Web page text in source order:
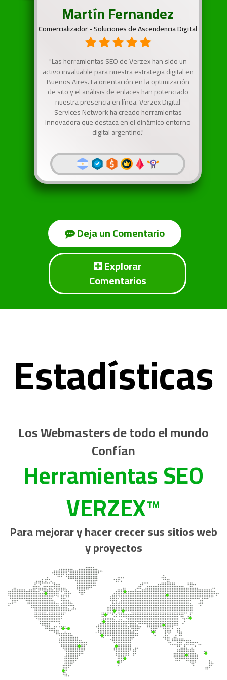
Martín Fernandez
Comercializador - Soluciones de Ascendencia Digital
"Las herramientas SEO de Verzex han sido un
activo invaluable para nuestra estrategia digital en
Buenos Aires. La orientación en la optimización
de sito y el análisis de enlaces han potenciado
nuestra presencia en línea. Verzex Digital
Services Network ha creado herramientas
innovadora que destaca en el dinámico entorno
digital argentino."
Deja un Comentario
Comentarios
Estadísticas
Los Webmasters de todo el mundo
Confían
Herramientas SEO
VERZEX™
Para mejorar y hacer crecer sus sitios web
y proyectos